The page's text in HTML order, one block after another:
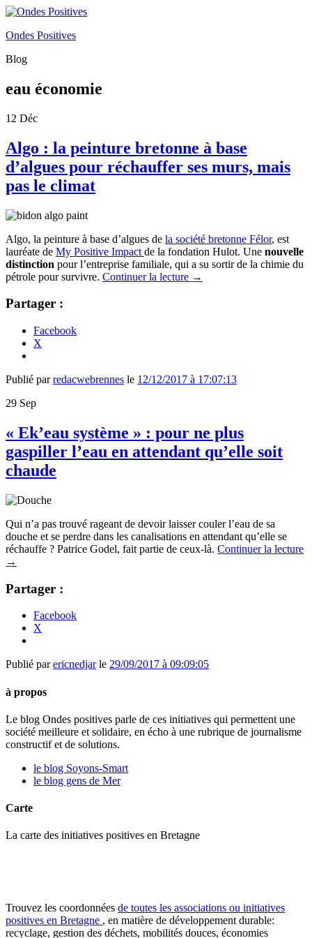
Ondes Positives
Blog
eau économie
12 Déc
Algo : la peinture bretonne à base
d’algues pour réchauffer ses murs, mais
pas le climat
Algo, la peinture à base d’algues de la société bretonne Félor, est
lauréate de My Positive Impact de la fondation Hulot. Une nouvelle
distinction pour l’entreprise familiale, qui a su sortir de la chimie du
pétrole pour survivre. Continuer la lecture →
Partager :
Facebook
X
Publié parredacwebrennes le 12/12/2017 à 17:07:13
29 Sep
« Ek’eau système » : pour ne plus
gaspiller l’eau en attendant qu’elle soit
chaude
Qui n’a pas trouvé rageant de devoir laisser couler l’eau de sa
douche et se perdre dans les canalisations en attendant qu’elle se
réchauffe ? Patrice Godel, fait partie de ceux-là. Continuer la lecture
→
Partager :
Facebook
X
Publié parericnedjarle 29/09/2017 à 09:09:05
à propos
Le blog Ondes positives parle de ces initiatives qui permettent une
société meilleure et solidaire, en écho à une rubrique de journalisme
constructif et de solutions.
le blog Soyons-Smart
le blog gens de Mer
Carte
La carte des initiatives positives en Bretagne
Trouvez les coordonnées de toutes les associations ou initiatives
positives en Bretagne , en matière de développement durable:
recyclage, gestion des déchets, mobilités douces, économies